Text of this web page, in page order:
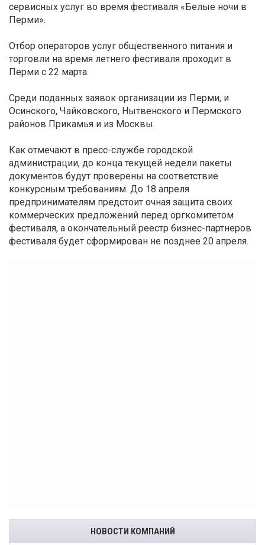
сервисных услуг во время фестиваля «Белые ночи в
Перми».
Отбор операторов услуг общественного питания и
торговли на время летнего фестиваля проходит в
Перми с 22 марта.
Среди поданных заявок организации из Перми, и
Осинского, Чайковского, Нытвенского и Пермского
районов Прикамья и из Москвы.
Как отмечают в пресс-службе городской
администрации, до конца текущей недели пакеты
документов будут проверены на соответствие
конкурсным требованиям. До 18 апреля
предпринимателям предстоит очная защита своих
коммерческих предложений перед оргкомитетом
фестиваля, а окончательный реестр бизнес-партнеров
фестиваля будет сформирован не позднее 20 апреля.
НОВОСТИ КОМПАНИЙ